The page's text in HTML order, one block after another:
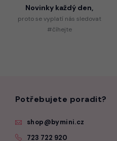
Novinky každý den,
protose vyplatí nás sledovat
#číhejte
Potřebujete poradit?
shop@bymini.cz
723 722 920